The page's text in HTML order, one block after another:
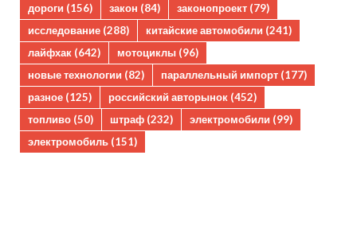
дороги (156) закон (84) законопроект (79)
исследование (288) китайские автомобили (241)
лайфхак (642) мотоциклы (96)
новые технологии (82) параллельный импорт (177)
разное (125) российский авторынок (452)
топливо (50) штраф (232) электромобили (99)
электромобиль (151)